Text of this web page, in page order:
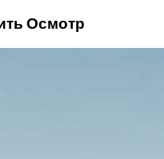
Осмотр